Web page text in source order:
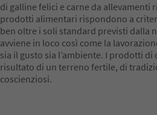
di galline felici e carne da allevamenti
prodotti alimentari rispondono a
ben oltre i soli standard previsti dalla
avviene in loco così come la
coscienziosi.